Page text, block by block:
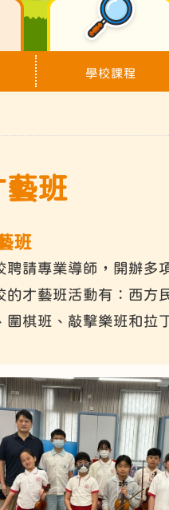
學校課程
藝班
班
聘請專業導師，開辦多
的才藝班活動有：西方
圍棋班、敲擊樂班和拉